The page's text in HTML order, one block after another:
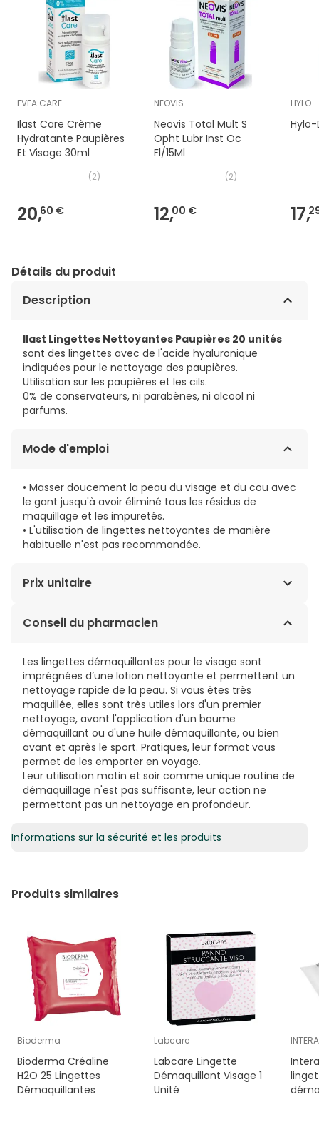
EVEA CARE
Ilast Care Crème
Hydratante Paupières
Et Visage 30ml
(2)
20,60 €
NEOVIS
Neovis Total Mult S
Opht Lubr Inst Oc
Fl/15Ml
(2)
12,00 €
HYLO
Hylo-
17,
Détails du produit
Description
Ilast Lingettes Nettoyantes Paupières 20 unités
sont des lingettes avec de l'acide hyaluronique
indiquées pour le nettoyage des paupières.
Utilisation sur les paupières et les cils.
0% de conservateurs, ni parabènes, ni alcool ni
parfums.
Mode d'emploi
• Masser doucement la peau du visage et du cou avec
le gant jusqu'à avoir éliminé tous les résidus de
maquillage et les impuretés.
• L'utilisation de lingettes nettoyantes de manière
habituelle n'est pas recommandée.
Prix unitaire
0,61€ / Unités
Conseil du pharmacien
Les lingettes démaquillantes pour le visage sont
imprégnées d’une lotion nettoyante et permettent un
nettoyage rapide de la peau. Si vous êtes très
maquillée, elles sont très utiles lors d'un premier
nettoyage, avant l'application d'un baume
démaquillant ou d'une huile démaquillante, ou bien
avant et après le sport. Pratiques, leur format vous
permet de les emporter en voyage.
Leur utilisation matin et soir comme unique routine de
démaquillage n'est pas suffisante, leur action ne
permettant pas un nettoyage en profondeur.
Informations sur la sécurité et les produits
Produits similaires
Bioderma
Bioderma Créaline
H2O 25 Lingettes
Démaquillantes
Labcare
Labcare Lingette
Démaquillant Visage 1
Unité